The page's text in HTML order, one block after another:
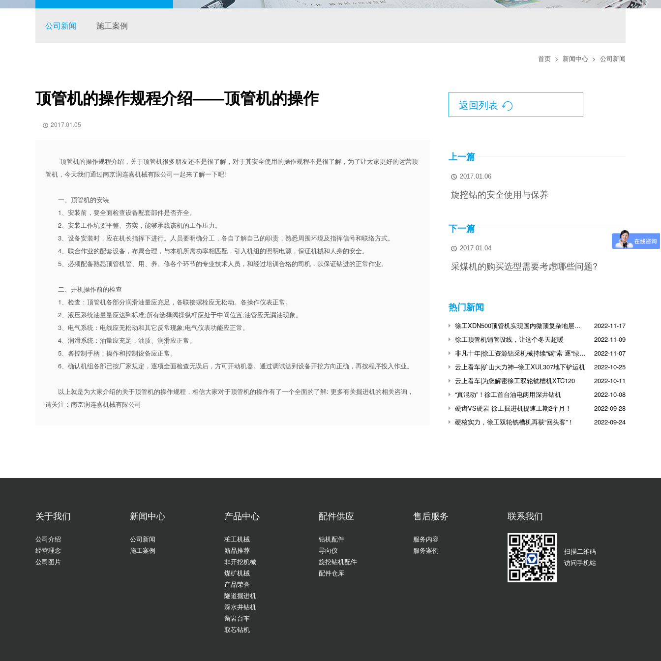
公司新闻 施工案例
首页 > 新闻中心 > 公司新闻
顶管机的操作规程介绍——顶管机的操作
 2017.01.05
顶管机的操作规程介绍，关于顶管机很多朋友还不是很了解，对于其安全使用的操作规程不是很了解，为了让大家更好的运营顶
管机，今天我们通过南京润连嘉机械有限公司一起来了解一下吧!
一、顶管机的安装
1、安装前，要全面检查设备配套部件是否齐全。
2、安装工作坑要平整、夯实，能够承载该机的工作压力。
3、设备安装时，应在机长指挥下进行。人员要明确分工，各自了解自己的职责，熟悉周围环境及指挥信号和联络方式。
4、联合作业的配套设备，布局合理，与本机所需功率相匹配，引入机组的照明电源，保证机械和人身的安全。
5、必须配备熟悉顶管机管、用、养、修各个环节的专业技术人员，和经过培训合格的司机，以保证钻进的正常作业。
二、开机操作前的检查
1、检查：顶管机各部分润滑油量应充足，各联接螺栓应无松动。各操作仪表正常。
2、液压系统油量量应达到标准;所有选择阀操纵杆应处于中间位置;油管应无漏油现象。
3、电气系统：电线应无松动和其它反常现象;电气仪表功能应正常。
4、润滑系统：油量应充足，油质、润滑应正常。
5、各控制手柄：操作和控制设备应正常。
6、确认机组各部已按厂家规定，逐项全面检查无误后，方可开动机器。通过调试达到设备开挖方向正确，再按程序投入作业。
以上就是为大家介绍的关于顶管机的操作规程，相信大家对于顶管机的操作有了一个全面的了解: 更多有关掘进机的相关咨询，
请关注：南京润连嘉机械有限公司
返回列表 
上一篇
 2017.01.06
旋挖钻的安全使用与保养
下一篇
 2017.01.04
采煤机的购买选型需要考虑哪些问题?
热门新闻
徐工XDN500顶管机实现国内微顶复杂地层突破
2022-11-17
徐工顶管机铺管设线，让这个冬天超暖
2022-11-09
非凡十年|徐工资源钻采机械持续“碳”索 逐“绿”前行
2022-11-07
云上看车|矿山大力神--徐工XUL307地下铲运机
2022-10-25
云上看车|为您解密徐工双轮铣槽机XTC120
2022-10-11
“真混动”！徐工首台油电两用深井钻机
2022-10-08
硬齿VS硬岩 徐工掘进机提速工期2个月！
2022-09-28
硬核实力，徐工双轮铣槽机再获“回头客”！
2022-09-24
关于我们
公司介绍
经营理念
公司图片
新闻中心
公司新闻
施工案例
产品中心
桩工机械
新品推荐
非开挖机械
煤矿机械
产品荣誉
隧道掘进机
深水井钻机
凿岩台车
取芯钻机
配件供应
钻机配件
导向仪
旋挖钻机配件
配件仓库
售后服务
服务内容
服务案例
联系我们
扫描二维码
访问手机站